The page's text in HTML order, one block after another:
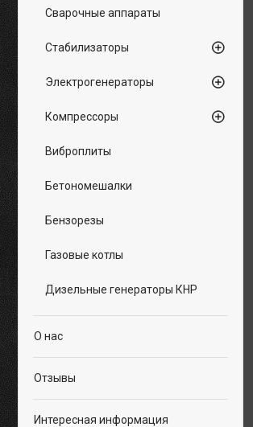
Сварочные аппараты
Стабилизаторы
Электрогенераторы
Компрессоры
Виброплиты
Бетономешалки
Бензорезы
Газовые котлы
Дизельные генераторы КНР
О нас
Отзывы
Интересная информация